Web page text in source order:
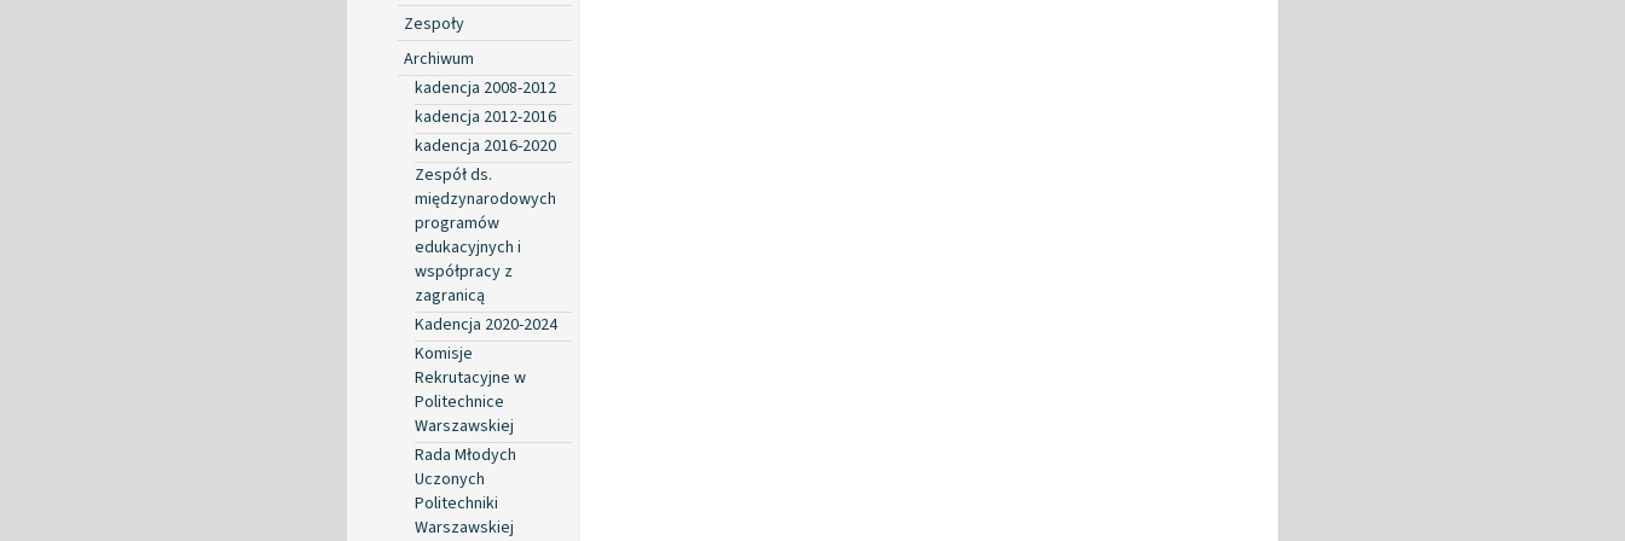
Zespoły
Archiwum
kadencja 2008-2012
kadencja 2012-2016
kadencja 2016-2020
Zespół ds.
międzynarodowych
programów
edukacyjnych i
współpracy z
zagranicą
Kadencja 2020-2024
Komisje
Rekrutacyjne w
Politechnice
Warszawskiej
Rada Młodych
Uczonych
Politechniki
Warszawskiej